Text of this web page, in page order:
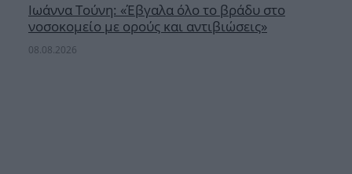
Ιωάννα Τούνη: «Έβγαλα όλο το βράδυ στο
νοσοκομείο με ορούς και αντιβιώσεις»
08.08.2026